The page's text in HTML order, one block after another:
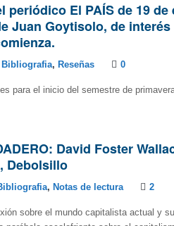
periódico El PAÍS de 19 de
Juan Goytisolo, de interés
Bibliografia, Reseñas 0
para el inicio del semestre de
David Foster
Debolsillo
, Notas de lectura 2
sobre el mundo capitalista actual y